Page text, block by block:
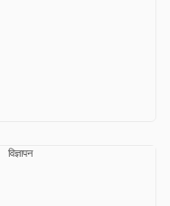
विज्ञापन